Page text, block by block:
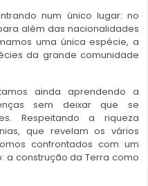
num único lugar: no
além das nacionalidades
uma única espécie, a
da grande comunidade
ainda aprendendo a
sem deixar que se
Respeitando a riqueza
que revelam os vários
confrontados com um
a construção da Terra como